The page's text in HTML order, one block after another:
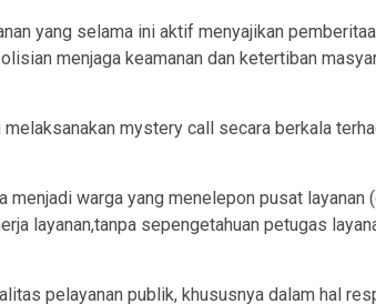
yang selama ini aktif menyajikan
menjaga keamanan dan ketertiban
mystery call secara berkala
menjadi warga yang menelepon pusat layanan
layanan,tanpa sepengetahuan petugas
pelayanan publik, khususnya dalam hal